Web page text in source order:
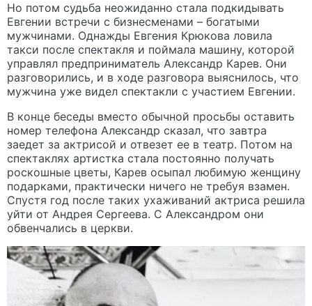
Но потом судьба неожиданно стала подкидывать
Евгении встречи с бизнесменами – богатыми
мужчинами. Однажды Евгения Крюкова ловила
такси после спектакля и поймала машину, которой
управлял предприниматель Александр Карев. Они
разговорились, и в ходе разговора выяснилось, что
мужчина уже видел спектакли с участием Евгении.
В конце беседы вместо обычной просьбы оставить
номер телефона Александр сказал, что завтра
заедет за актрисой и отвезет ее в театр. Потом на
спектаклях артистка стала постоянно получать
роскошные цветы, Карев осыпал любимую женщину
подарками, практически ничего не требуя взамен.
Спустя год после таких ухаживаний актриса решила
уйти от Андрея Сергеева. С Александром они
обвенчались в церкви.